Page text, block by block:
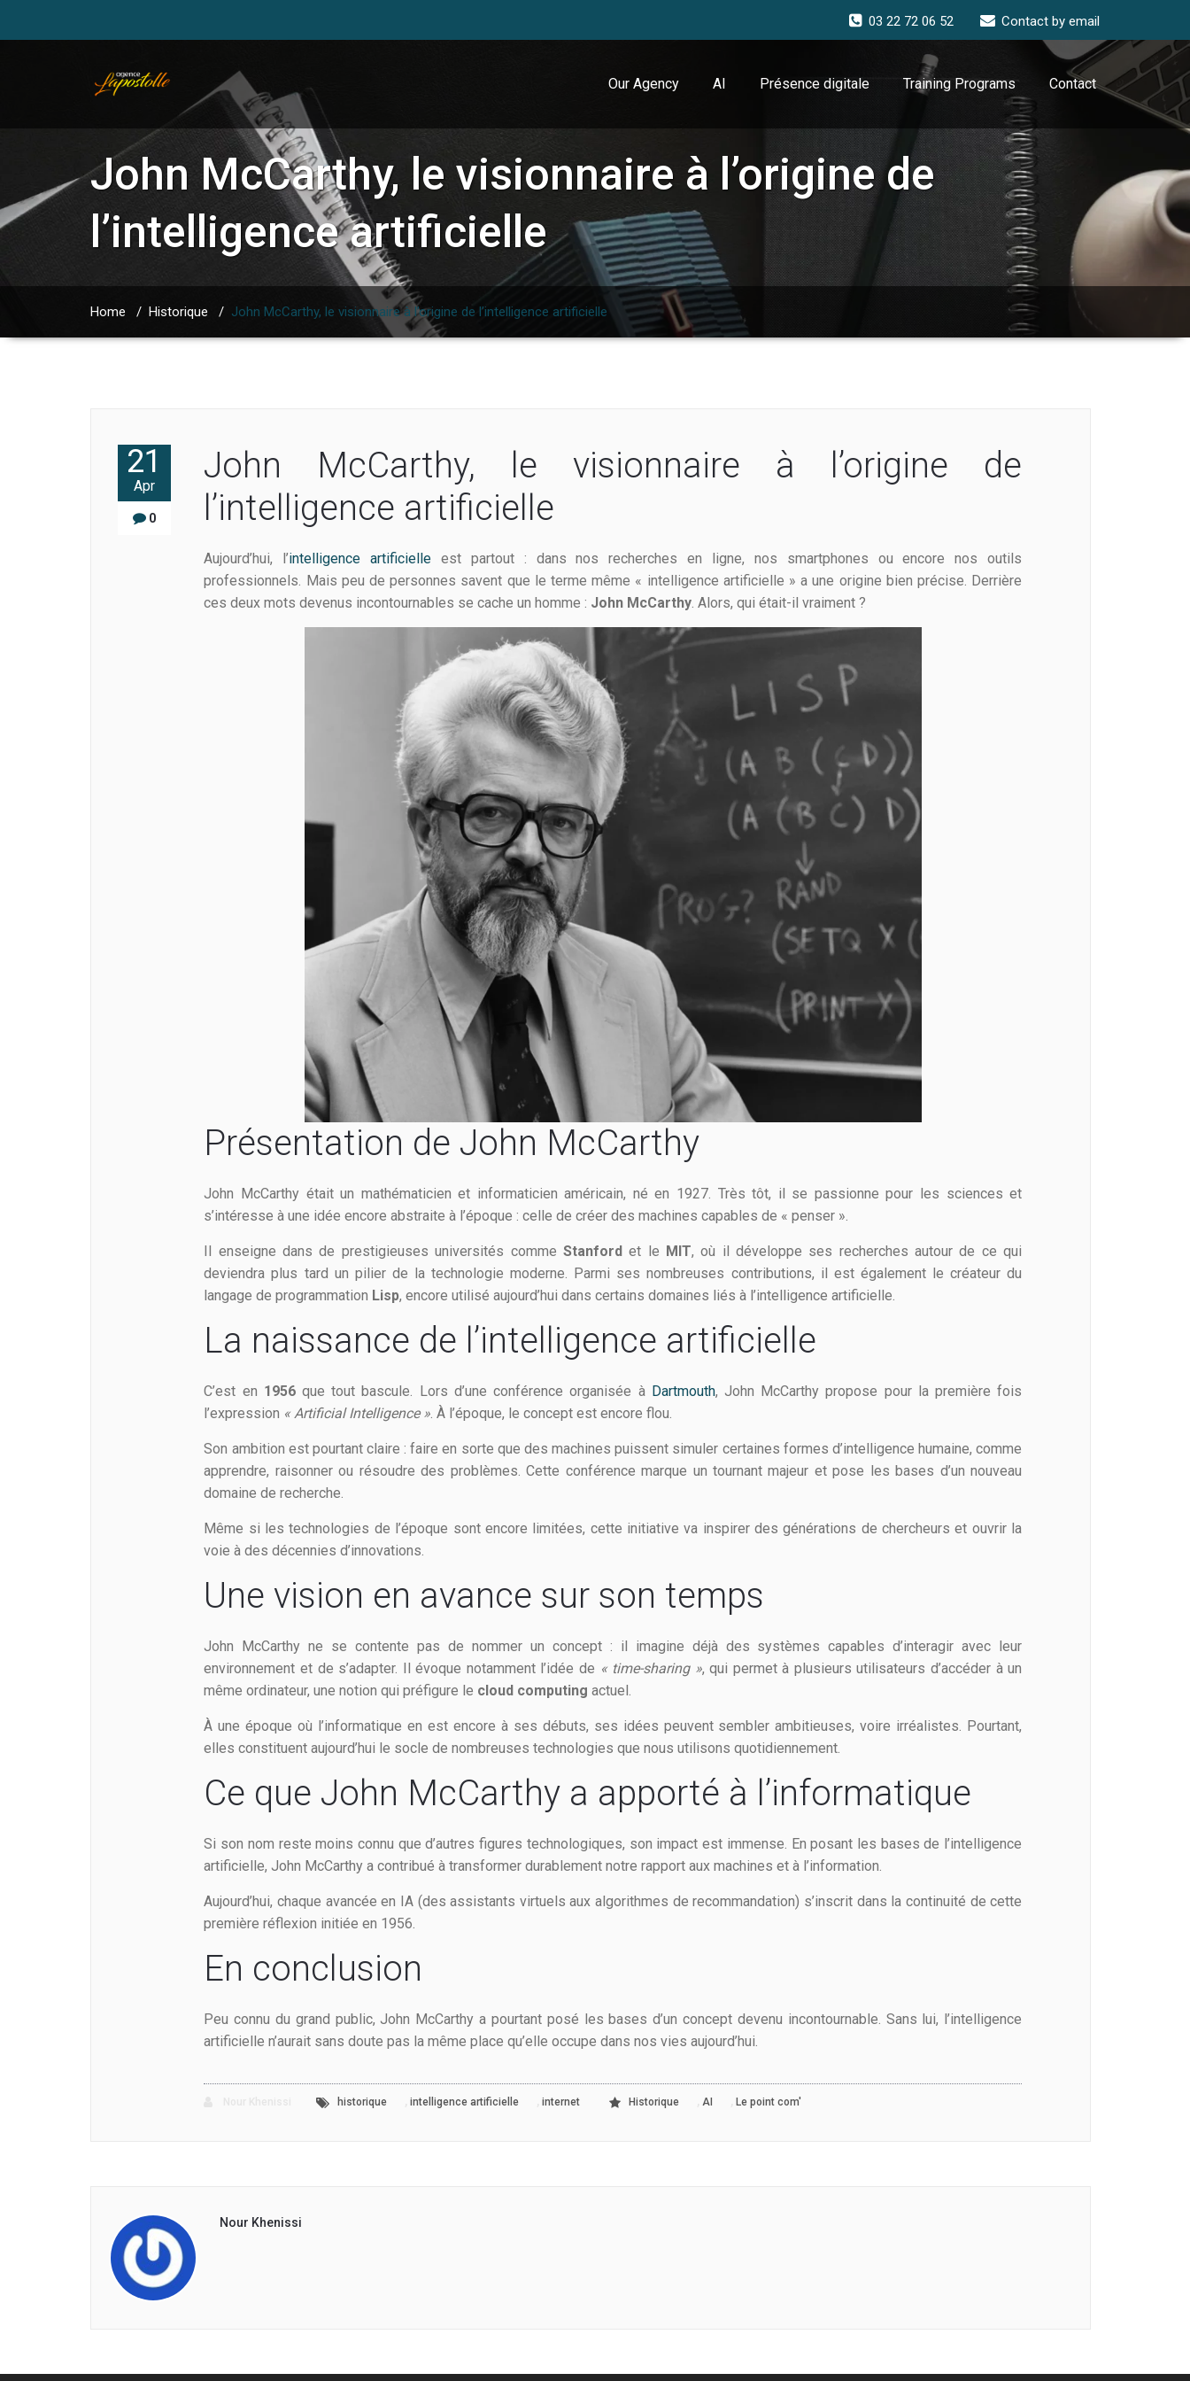
03 22 72 06 52 Contact by email
Our Agency AI Présence digitale Training Programs Contact
John McCarthy, le visionnaire à l’origine de
l’intelligence artificielle
Home / Historique / John McCarthy, le visionnaire à l’origine de l’intelligence artificielle
21
Apr
0
John McCarthy, le visionnaire à l’origine de
l’intelligence artificielle
Aujourd’hui, l’intelligence artificielle est partout : dans nos recherches en ligne, nos smartphones ou encore nos outils
professionnels. Mais peu de personnes savent que le terme même « intelligence artificielle » a une origine bien précise. Derrière
ces deux mots devenus incontournables se cache un homme : John McCarthy. Alors, qui était-il vraiment ?
Présentation de John McCarthy
John McCarthy était un mathématicien et informaticien américain, né en 1927. Très tôt, il se passionne pour les sciences et
s’intéresse à une idée encore abstraite à l’époque : celle de créer des machines capables de « penser ».
Il enseigne dans de prestigieuses universités comme Stanford et le MIT, où il développe ses recherches autour de ce qui
deviendra plus tard un pilier de la technologie moderne. Parmi ses nombreuses contributions, il est également le créateur du
langage de programmation Lisp, encore utilisé aujourd’hui dans certains domaines liés à l’intelligence artificielle.
La naissance de l’intelligence artificielle
C’est en 1956que tout bascule. Lors d’une conférence organisée à Dartmouth, John McCarthy propose pour la première fois
l’expression « Artificial Intelligence ». À l’époque, le concept est encore flou.
Son ambition est pourtant claire : faire en sorte que des machines puissent simuler certaines formes d’intelligence humaine, comme
apprendre, raisonner ou résoudre des problèmes. Cette conférence marque un tournant majeur et pose les bases d’un nouveau
domaine de recherche.
Même si les technologies de l’époque sont encore limitées, cette initiative va inspirer des générations de chercheurs et ouvrir la
voie à des décennies d’innovations.
Une vision en avance sur son temps
John McCarthy ne se contente pas de nommer un concept : il imagine déjà des systèmes capables d’interagir avec leur
environnement et de s’adapter. Il évoque notamment l’idée de « time-sharing », qui permet à plusieurs utilisateurs d’accéder à un
même ordinateur, une notion qui préfigure le cloud computing actuel.
À une époque où l’informatique en est encore à ses débuts, ses idées peuvent sembler ambitieuses, voire irréalistes. Pourtant,
elles constituent aujourd’hui le socle de nombreuses technologies que nous utilisons quotidiennement.
Ce que John McCarthy a apporté à l’informatique
Si son nom reste moins connu que d’autres figures technologiques, son impact est immense. En posant les bases de l’intelligence
artificielle, John McCarthy a contribué à transformer durablement notre rapport aux machines et à l’information.
Aujourd’hui, chaque avancée en IA (des assistants virtuels aux algorithmes de recommandation) s’inscrit dans la continuité de cette
première réflexion initiée en 1956.
En conclusion
Peu connu du grand public, John McCarthy a pourtant posé les bases d’un concept devenu incontournable. Sans lui, l’intelligence
artificielle n’aurait sans doute pas la même place qu’elle occupe dans nos vies aujourd’hui.
historique ,intelligence artificielle ,internet Historique ,AI ,Le point com'
Nour Khenissi